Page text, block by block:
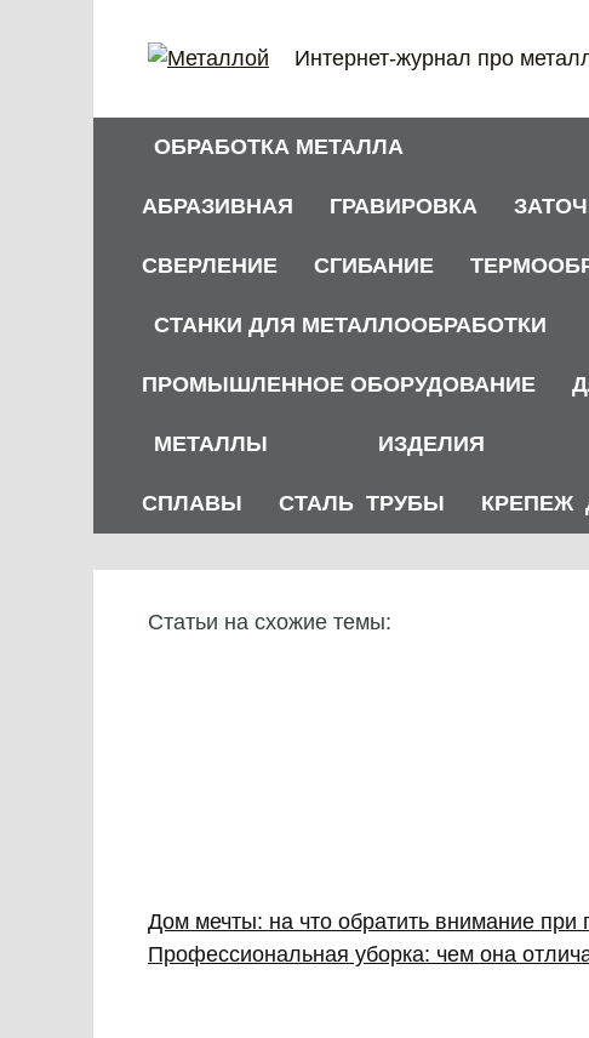
Интернет-журнал про
ОБРАБОТКА МЕТАЛЛА
АБРАЗИВНАЯ ГРАВИРОВКА
СВЕРЛЕНИЕ СГИБАНИЕ
СТАНКИ ДЛЯ МЕТАЛЛООБРАБОТКИ
ПРОМЫШЛЕННОЕ ОБОРУДОВАНИЕ
МЕТАЛЛЫ
СПЛАВЫ СТАЛЬ
ИЗДЕЛИЯ
ТРУБЫ КРЕПЕЖ
Статьи на схожие темы:
Дом мечты: на что обратить внимание при
Профессиональная уборка: чем она